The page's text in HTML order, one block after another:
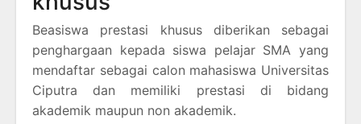
Beasiswa prestasi khusus diberikan sebagai
penghargaan kepada siswa pelajar SMA yang
mendaftar sebagai calon mahasiswa Universitas
Ciputra dan memiliki prestasi di bidang
akademik maupun non akademik.